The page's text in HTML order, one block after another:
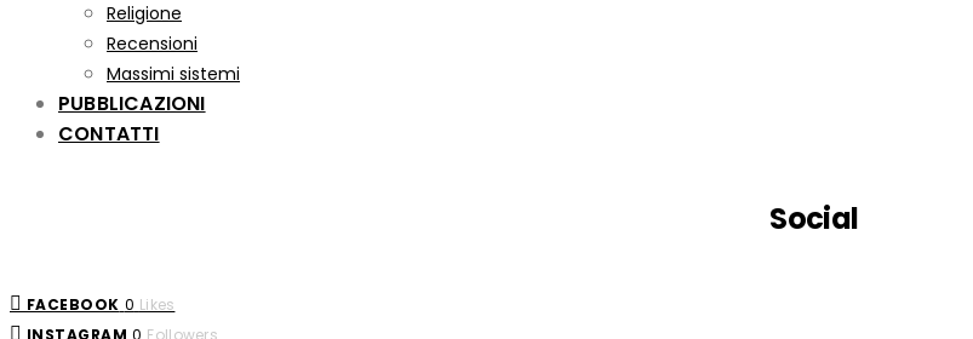
Religione
Recensioni
Massimi sistemi
PUBBLICAZIONI
CONTATTI
Social
FACEBOOK 0 Likes